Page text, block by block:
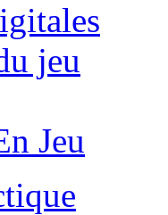
jeu
Jeu